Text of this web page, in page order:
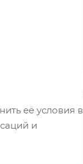
её условия в
и